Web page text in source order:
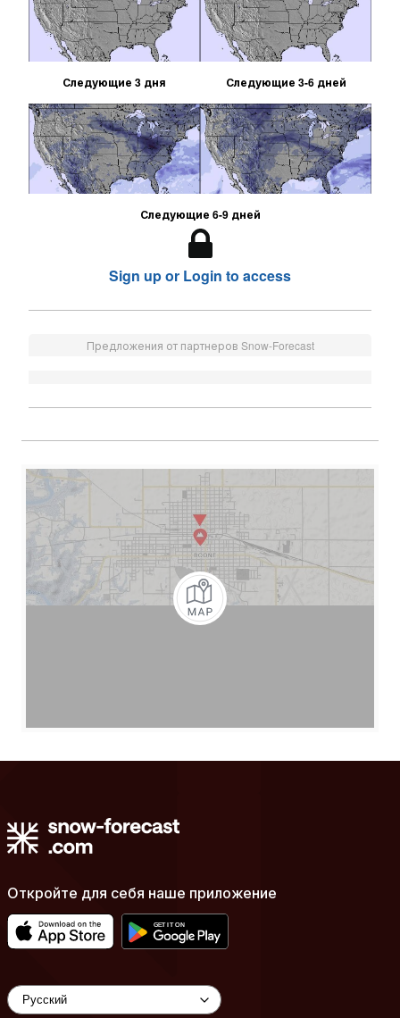
Следующие 3 дня Следующие 3-6 дней
Следующие 6-9 дней
Sign up or Login to access
Предложения от партнеров Snow-Forecast
Откройте для себя наше приложение